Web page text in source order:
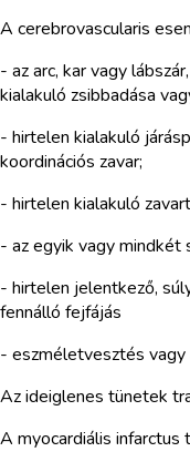
A cerebrovascularis
- az arc, kar vagy
kialakuló zsibbadása
- hirtelen kialakuló
koordinációs zavar;
- hirtelen kialakuló
- az egyik vagy mindkét
- hirtelen jelentkező,
fennálló fejfájás
- eszméletvesztés vagy
Az ideiglenes tünetek
A myocardiális infarctus